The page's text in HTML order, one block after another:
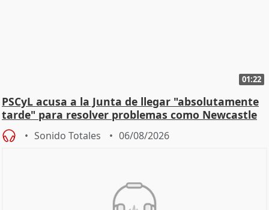
01:22
PSCyL acusa a la Junta de llegar "absolutamente
tarde" para resolver problemas como Newcastle
Sonido Totales 06/08/2026